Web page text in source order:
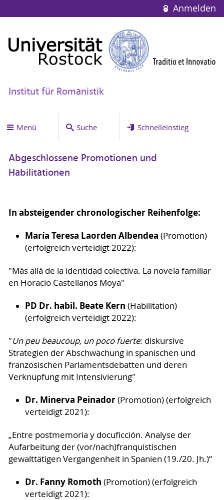
Anmelden
Institut für Romanistik
Menü Suche Schnelleinstieg
Abgeschlossene Promotionen und
Habilitationen
In absteigender chronologischer Reihenfolge:
María Teresa Laorden Albendea (Promotion)
(erfolgreich verteidigt 2022):
"Más allá de la identidad colectiva. La novela familiar
en Horacio Castellanos Moya"
PD Dr. habil. Beate Kern (Habilitation)
(erfolgreich verteidigt 2022):
"Un peu beaucoup, un poco fuerte: diskursive
Strategien der Abschwächung in spanischen und
französischen Parlamentsdebatten und deren
Verknüpfung mit Intensivierung"
Dr. Minerva Peinador(Promotion) (erfolgreich
verteidigt 2021):
„Entre postmemoria y docuficción. Analyse der
Aufarbeitung der (vor/nach)franquistischen
gewalttätigen Vergangenheit in Spanien (19./20. Jh.)“
Dr. Fanny Romoth (Promotion) (erfolgreich
verteidigt 2021):